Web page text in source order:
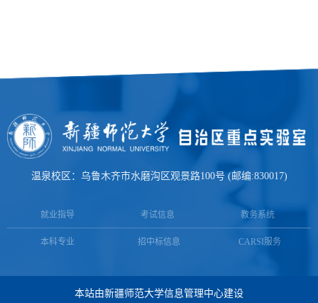
温泉校区：乌鲁木齐市水磨沟区观景路100号 (邮编:830017)
就业指导 考试信息 教务系统
本科专业 招中标信息 CARSI服务
本站由新疆师范大学信息管理中心建设